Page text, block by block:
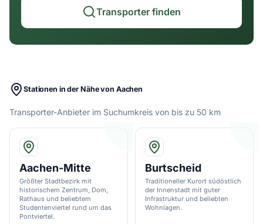
Transporter finden
Stationen in der Nähe von Aachen
Transporter-Anbieter im Suchumkreis von bis zu 50 km
Aachen-Mitte
Größter Stadtbezirk mit
historischem Zentrum, Dom,
Rathaus und beliebtem
Studentenviertel rund um das
Pontviertel.
Burtscheid
Traditioneller Kurort südöstlich
der Innenstadt mit guter
Infrastruktur und beliebten
Wohnlagen.